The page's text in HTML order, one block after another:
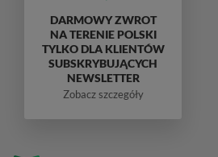
DARMOWY ZWROT
NA TERENIE POLSKI
TYLKO DLA KLIENTÓW
SUBSKRYBUJĄCYCH
NEWSLETTER
Zobacz szczegóły